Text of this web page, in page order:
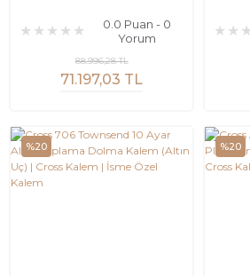
0.0 Puan - 0
Yorum
71.197,03 TL
88.996,28 TL
%20 %20